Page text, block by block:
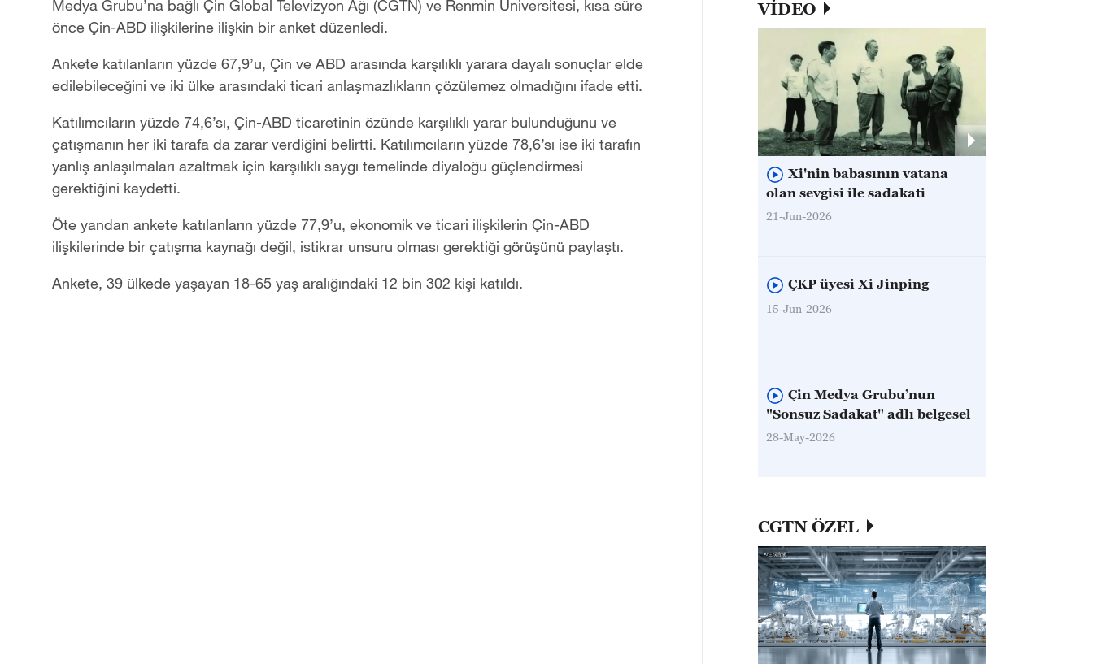
Medya Grubu’na bağlı Çin Global Televizyon Ağı (CGTN) ve Renmin Üniversitesi, kısa süre
önce Çin-ABD ilişkilerine ilişkin bir anket düzenledi.
Ankete katılanların yüzde 67,9’u, Çin ve ABD arasında karşılıklı yarara dayalı sonuçlar elde
edilebileceğini ve iki ülke arasındaki ticari anlaşmazlıkların çözülemez olmadığını ifade etti.
Katılımcıların yüzde 74,6’sı, Çin-ABD ticaretinin özünde karşılıklı yarar bulunduğunu ve
çatışmanın her iki tarafa da zarar verdiğini belirtti. Katılımcıların yüzde 78,6’sı ise iki tarafın
yanlış anlaşılmaları azaltmak için karşılıklı saygı temelinde diyaloğu güçlendirmesi
gerektiğini kaydetti.
Öte yandan ankete katılanların yüzde 77,9’u, ekonomik ve ticari ilişkilerin Çin-ABD
ilişkilerinde bir çatışma kaynağı değil, istikrar unsuru olması gerektiği görüşünü paylaştı.
Ankete, 39 ülkede yaşayan 18-65 yaş aralığındaki 12 bin 302 kişi katıldı.
VİDEO
Xi'nin babasının vatana
olan sevgisi ile sadakati
21-Jun-2026
ÇKP üyesi Xi Jinping
15-Jun-2026
Çin Medya Grubu’nun
"Sonsuz Sadakat" adlı belgesel
28-May-2026
CGTN ÖZEL